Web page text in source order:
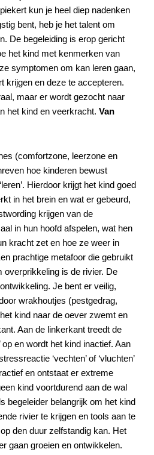
kun je heel diep nadenken
bent, heb je het talent om
De begeleiding is erop gericht
het kind met kenmerken van
symptomen om kan leren gaan,
krijgen en deze te accepteren.
maar er wordt gezocht naar
het kind en veerkracht. Van
(comfortzone, leerzone en
hoe kinderen bewust
Hierdoor krijgt het kind goed
in het brein en wat er gebeurd,
krijgen van de
in hun hoofd afspelen, wat hen
kracht zet en hoe ze weer in
prachtige metafoor die gebruikt
overprikkeling is de rivier. De
Je bent er veilig,
wrakhoutjes (pestgedrag,
kind naar de oever zwemt en
Aan de linkerkant treedt de
op en wordt het kind inactief. Aan
‘vechten’ of ‘vluchten’
en ontstaat er extreme
kind voortdurend aan de wal
begeleider belangrijk om het kind
rivier te krijgen en tools aan te
den duur zelfstandig kan. Het
gaan groeien en ontwikkelen.